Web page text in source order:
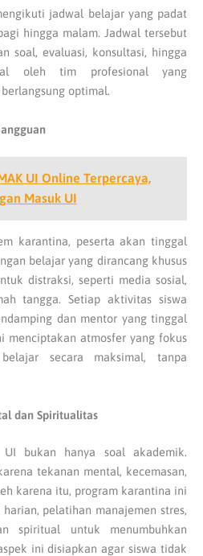
jadwal belajar yang padat
hingga malam. Jadwal tersebut
soal, evaluasi, konsultasi, hingga
oleh tim profesional yang
optimal.
UI Online Terpercaya,
Masuk UI
karantina, peserta akan tinggal
belajar yang dirancang khusus
distraksi, seperti media sosial,
tangga. Setiap aktivitas siswa
dan mentor yang tinggal
menciptakan atmosfer yang fokus
secara maksimal, tanpa
dan Spiritualitas
UI bukan hanya soal akademik.
tekanan mental, kecemasan,
karena itu, program karantina ini
pelatihan manajemen stres,
spiritual untuk menumbuhkan
ini disiapkan agar siswa tidak